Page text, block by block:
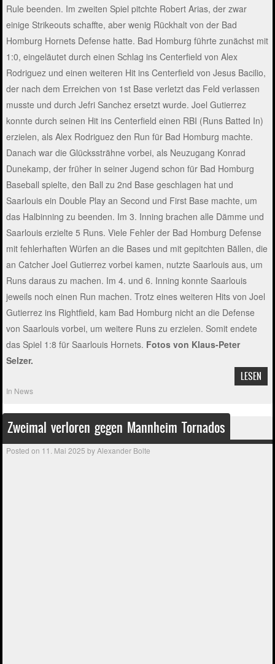
Rule beenden. Im zweiten Spiel pitchte Robert Arias, der zwar
einige Strikeouts schaffte, aber wenig Rückhalt von der Bad
Homburg Hornets Defense hatte. Bad Homburg führte zunächst mit
1:0, eingeläutet durch einen Schlag ins Centerfield von Alex
Rodriguez und einen weiteren Hit ins Centerfield von Jesus Bacilio,
der nach dem Erreichen von 1st Base verletzt das Feld verlassen
musste und durch Jefri Sanchez ersetzt wurde. Joel Gutierrez
konnte durch seinen Hit ins Centerfield einen RBI (Runs Batted In)
erzielen, als Alex Rodriguez den Run für Bad Homburg machte.
Danach war die Glückssträhne vorbei, als Neuzugang Konrad
Dunekamp, der früher in seiner Jugend schon für Bad Homburg
Baseball spielte, den Ball zu 2nd Base geschlagen hat und
Saarlouis ein Double Play an Second und First Base machte, um
das Halbinning zu beenden. Im 3. Inning brachen alle Dämme und
Saarlouis erzielte 5 Runs. Viele Fehler der Bad Homburg Defense
mit fehlerhaften Würfen an die Bases und mit gepitchten Bällen, die
an Catcher Joel Gutierrez vorbei kamen, nutzte Saarlouis aus, um
Runs daraus zu machen. Im 4. und 6. Inning konnte Saarlouis
jeweils noch einen Run machen. Trotz eines weiteren Hits von Joel
Gutierrez ins Rightfield, kam Bad Homburg nicht an die Defense
von Saarlouis vorbei, um weitere Runs zu erzielen. Somit endete
das Spiel 1:8 für Saarlouis Hornets. Fotos von Klaus-Peter
Selzer.
LESEN
In News
Zweimal verloren gegen Mannheim Tornados
Posted on 11. Mai 2025 byAlexander Bolte